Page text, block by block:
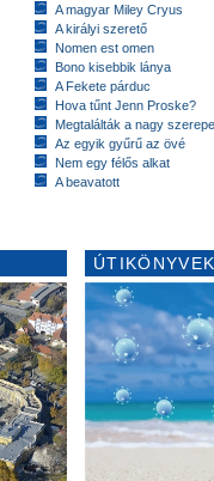
A magyar Miley Cryus
A királyi szerető
Nomen est omen
Bono kisebbik lánya
A Fekete párduc
Hova tűnt Jenn Proske?
Megtalálták a nagy
Az egyik gyűrű az övé
Nem egy félős alkat
A beavatott